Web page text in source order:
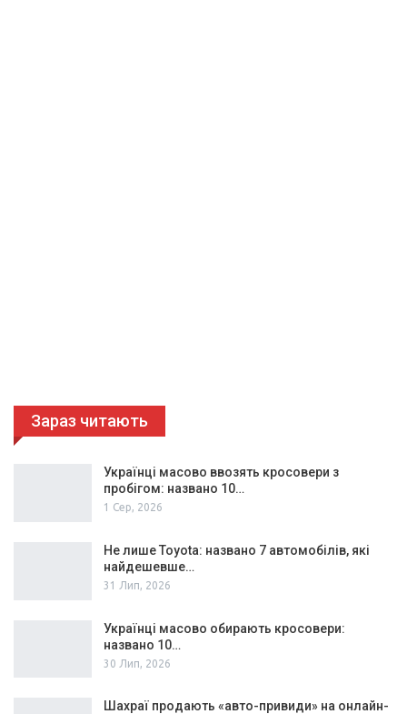
Зараз читають
Українці масово ввозять кросовери з
пробігом: названо 10…
1 Сер, 2026
Не лише Toyota: названо 7 автомобілів, які
найдешевше…
31 Лип, 2026
Українці масово обирають кросовери:
названо 10…
30 Лип, 2026
Шахраї продають «авто-привиди» на онлайн-